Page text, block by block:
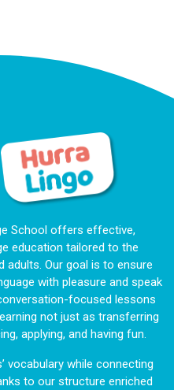
School offers effective,
education tailored to the
adults. Our goal is to ensure
with pleasure and speak
focused lessons
not just as transferring
applying, and having fun.
vocabulary while connecting
to our structure enriched